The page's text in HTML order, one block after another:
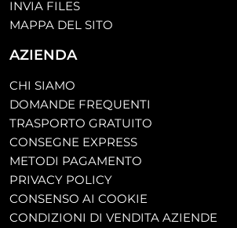
INVIA FILES
MAPPA DEL SITO
AZIENDA
CHI SIAMO
DOMANDE FREQUENTI
TRASPORTO GRATUITO
CONSEGNE EXPRESS
METODI PAGAMENTO
PRIVACY POLICY
CONSENSO AI COOKIE
CONDIZIONI DI VENDITA AZIENDE